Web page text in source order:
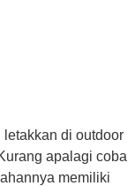
letakkan di outdoor
apalagi coba
memiliki